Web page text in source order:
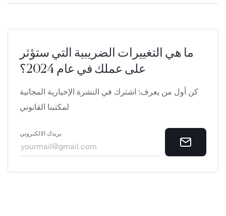
ما هي التغييرات الضريبية التي ستؤثر
على عملك في عام 2024؟
كن أول من يعرف: اشترك في النشرة الإخبارية المجانية
لمكتبنا القانوني
بريدك الالكتروني